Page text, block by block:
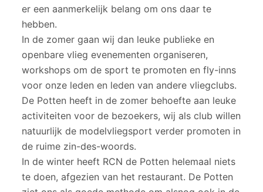
er een aanmerkelijk belang om ons daar te
hebben.
In de zomer gaan wij dan leuke publieke en
openbare vlieg evenementen organiseren,
workshops om de sport te promoten en fly-inns
voor onze leden en leden van andere vliegclubs.
De Potten heeft in de zomer behoefte aan leuke
activiteiten voor de bezoekers, wij als club willen
natuurlijk de modelvliegsport verder promoten in
de ruime zin-des-woords.
In de winter heeft RCN de Potten helemaal niets
te doen, afgezien van het restaurant. De Potten